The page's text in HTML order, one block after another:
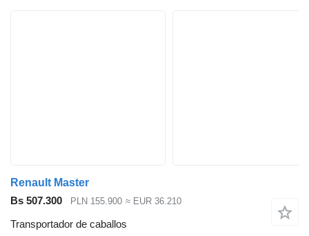
Renault Master
Bs 507.300
PLN 155.900 ≈ EUR 36.210
Transportador de caballos